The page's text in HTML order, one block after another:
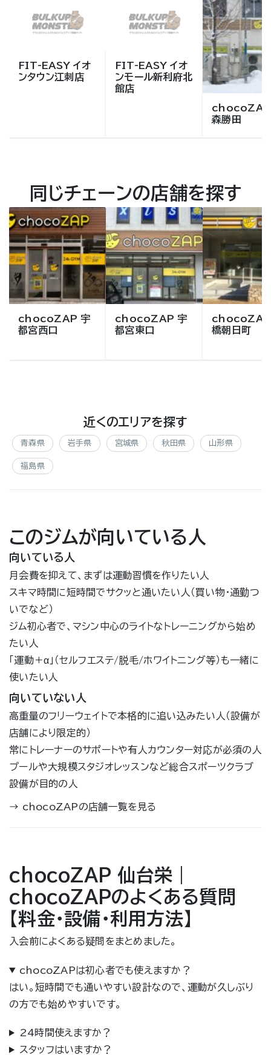
FIT-EASY イオ
ンタウン江刺店
FIT-EASY イオ
ンモール新利府北
館店
chocoZAP
森勝田
同じチェーンの店舗を探す
chocoZAP 宇
都宮西口
chocoZAP 宇
都宮東口
chocoZAP
橋朝日町
近くのエリアを探す
青森県 岩手県 宮城県 秋田県 山形県
福島県
このジムが向いている人
向いている人
月会費を抑えて、まずは運動習慣を作りたい人
スキマ時間に短時間でサクッと通いたい人（買い物・通勤つ
いでなど）
ジム初心者で、マシン中心のライトなトレーニングから始め
たい人
「運動＋α」（セルフエステ/脱毛/ホワイトニング等）も一緒に
使いたい人
向いていない人
高重量のフリーウェイトで本格的に追い込みたい人（設備が
店舗により限定的）
常にトレーナーのサポートや有人カウンター対応が必須の人
プールや大規模スタジオレッスンなど総合スポーツクラブ
設備が目的の人
→ chocoZAPの店舗一覧を見る
chocoZAP 仙台栄｜
chocoZAPのよくある質問
【料金・設備・利用方法】
入会前によくある疑問をまとめました。
chocoZAPは初心者でも使えますか？
はい。短時間でも通いやすい設計なので、運動が久しぶり
の方でも始めやすいです。
24時間使えますか？
スタッフはいますか？